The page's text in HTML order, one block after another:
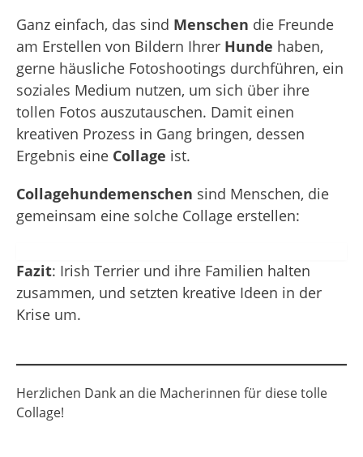
Ganz einfach, das sind Menschen die Freunde
am Erstellen von Bildern Ihrer Hunde haben,
gerne häusliche Fotoshootings durchführen, ein
soziales Medium nutzen, um sich über ihre
tollen Fotos auszutauschen. Damit einen
kreativen Prozess in Gang bringen, dessen
Ergebnis eine Collage ist.
Collagehundemenschen sind Menschen, die
gemeinsam eine solche Collage erstellen:
Fazit: Irish Terrier und ihre Familien halten
zusammen, und setzten kreative Ideen in der
Krise um.
Herzlichen Dank an die Macherinnen für diese tolle
Collage!